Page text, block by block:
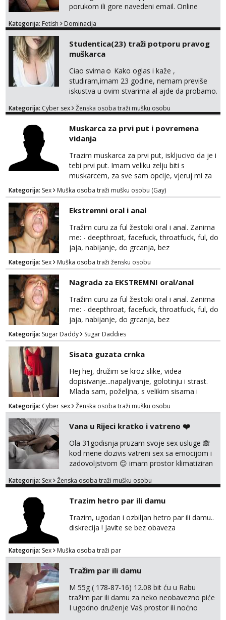
porukom ili gore navedeni email. Online
uživo nakon mjesečnog druženja . Čekam te
znali reći da im netko šalje moje fotke/videa
ili ima slične oglase s mojim slikama. Moj
oglas za dominaciju je isključvo ov...
Kategorija: Fetish Dominacija
Studentica(23) traži potporu pravog
muškarca
Ciao svima☺️ Kako oglas i kaže ,
studiram,imam 23 godine, nemam previše
iskustva u ovim stvarima al ajde da probamo.
poslije kada se bolje znamo i videopoziv i
Idealno ne nešto jednokratno već
dogovoreno i na dulje vrijeme. Malo jesam
sramežljiva ali potrudit ću se da budeš
zadovoljan i da imaš nekog za svakodn...
Kategorija: Cyber sex Ženska osoba traži mušku osobu
Muskarca za prvi put i povremena
vidanja
Trazim muskarca za prvi put, iskljucivo da je i
tebi prvi put. Imam veliku zelju biti s
muskarcem, za sve sam opcije, vjeruj mi za
sve…pasiv/aktiv/pusenje/ najlonke…ako bude
dobro mozemo nastaviti povremena vidanja
uz maksimalnu diskreciju,sto bude u sobi
tamo i ostaje. Jace sam grade 180cm 110kg.
Ozenjen, uz dogovor o lokaciji i vremenu ja
rjesavam apartman/hotel. Odgovara mi cijela
kontinentalna...
Kategorija: Sex Muška osoba traži mušku osobu (Gay)
Ekstremni oral i anal
Tražim curu za ful žestoki oral i anal. Zanima
me: - deepthroat, facefuck, throatfuck, ful, do
jaja, nabijanje, do grcanja, bez
ograničavanja... - fisting (ili big insertions),
gaping, DAP/TAP, prolapse, sirenje... Ako
možeš nešto od toga i spremna si, javi se.
Kategorija: Sex Muška osoba traži žensku osobu
Nagrada za EKSTREMNI oral/anal
Tražim curu za ful žestoki oral i anal. Zanima
me: - deepthroat, facefuck, throatfuck, ful, do
jaja, nabijanje, do grcanja, bez
ograničavanja... - fisting (ili big insertions),
gaping, DAP/TAP, prolapse, sirenje... Ako
možeš nešto od toga i spremna si, javi se.
Nagrada po želji (od 500€ naviše, ovisi o
tome sto možeš)
Kategorija: Sugar Daddy Sugar Daddies
Sisata guzata crnka
Hej hej, družim se kroz slike, videa
dopisivanje...napaljivanje, golotinju i strast.
Mlada sam, poželjna, s velikim sisama i
guzom. 😉 Kontakt: Telegram: nebojezuto
Google chat/Gmail smmaprivatni@gmail.com
Kategorija: Cyber sex Ženska osoba traži mušku osobu
Vana u Rijeci kratko i vatreno ❤️
Ola 31godisnja pruzam svoje sex usluge 🙈
kod mene dozivis vatreni sex sa emocijom i
zadovoljstvom 😊 imam prostor klimatiziran
nudim klasiku sa zastitom pusenje bez
neradim analno i pitanja ako radim bez odma
ignoriram radim samo sa svojim slikama
original ✌️😊ali neki vec me poznaju waccap...
Kategorija: Sex Ženska osoba traži mušku osobu
Trazim hetro par ili damu
Trazim, ugodan i ozbiljan hetro par ili damu..
diskrecija ! Javite se bez obaveza
Kategorija: Sex Muška osoba traži par
Tražim par ili damu
M 55g ( 178-87-16) 12.08 bit ću u Rabu
tražim par ili damu za neko neobavezno piće
I ugodno druženje Vaš prostor ili noćno